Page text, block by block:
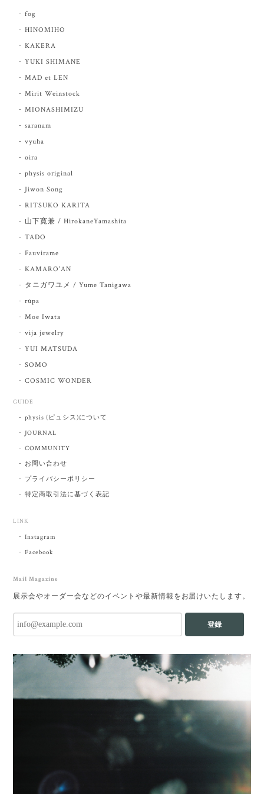
fog
HINOMIHO
KAKERA
YUKI SHIMANE
MAD et LEN
Mirit Weinstock
MIONASHIMIZU
saranam
vyuha
oira
physis original
Jiwon Song
RITSUKO KARITA
山下寛兼 / HirokaneYamashita
TADO
Fauvirame
KAMARO'AN
タニガワユメ / Yume Tanigawa
rūpa
Moe Iwata
vija jewelry
YUI MATSUDA
SOMO
COSMIC WONDER
GUIDE
physis (ピュシス)について
JOURNAL
COMMUNITY
お問い合わせ
プライバシーポリシー
特定商取引法に基づく表記
LINK
Instagram
Facebook
Mail Magazine
展示会やオーダー会などのイベントや最新情報をお届けいたします。
登録